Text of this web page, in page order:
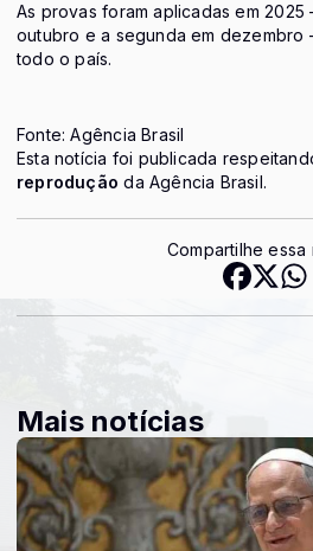
As provas foram aplicadas em
outubro e a segunda em dezembro
todo o país.
Fonte: Agência Brasil
Esta notícia foi publicada
reprodução da Agência Brasil.
Compartilhe essa
Mais notícias